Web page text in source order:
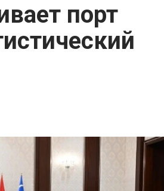
порт